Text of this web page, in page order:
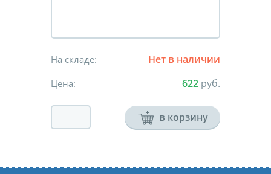
На складе: Нет в наличии
Цена: 622 руб.
в корзину